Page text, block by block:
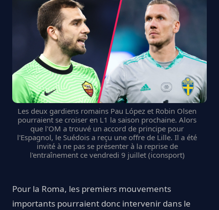
Les deux gardiens romains Pau López et Robin Olsen
pourraient se croiser en L1 la saison prochaine. Alors
que l'OM a trouvé un accord de principe pour
l'Espagnol, le Suédois a reçu une offre de Lille. Il a été
invité à ne pas se présenter à la reprise de
l'entraînement ce vendredi 9 juillet (iconsport)
Pour la Roma, les premiers mouvements
importants pourraient donc intervenir dans le